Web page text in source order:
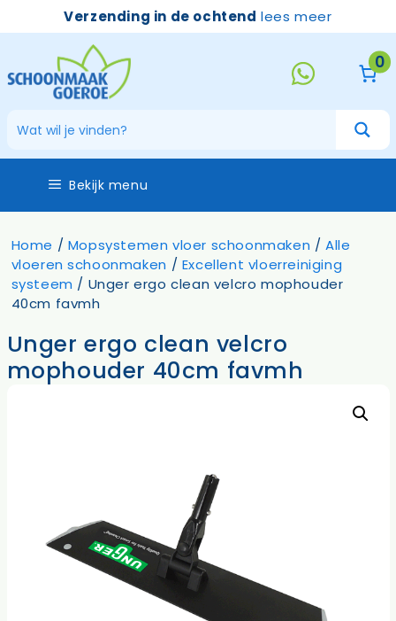
Verzending in de ochtend lees meer
0
Bekijk menu
Home / Mopsystemen vloer schoonmaken / Alle
vloeren schoonmaken / Excellent vloerreiniging
systeem / Unger ergo clean velcro mophouder
40cm favmh
Unger ergo clean velcro
mophouder 40cm favmh